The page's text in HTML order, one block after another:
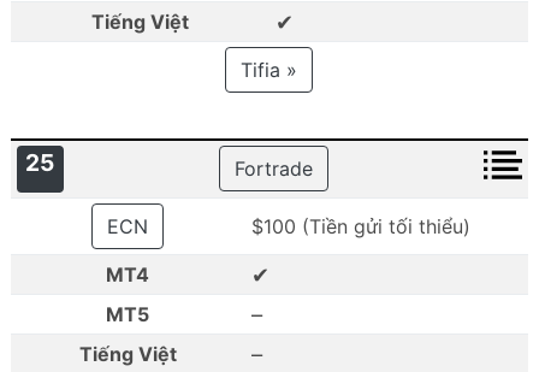
Tiếng Việt ✔
Tifia »
25 Fortrade
ECN
$100 (Tiền gửi tối thiểu)
MT4
✔
MT5 –
Tiếng Việt –